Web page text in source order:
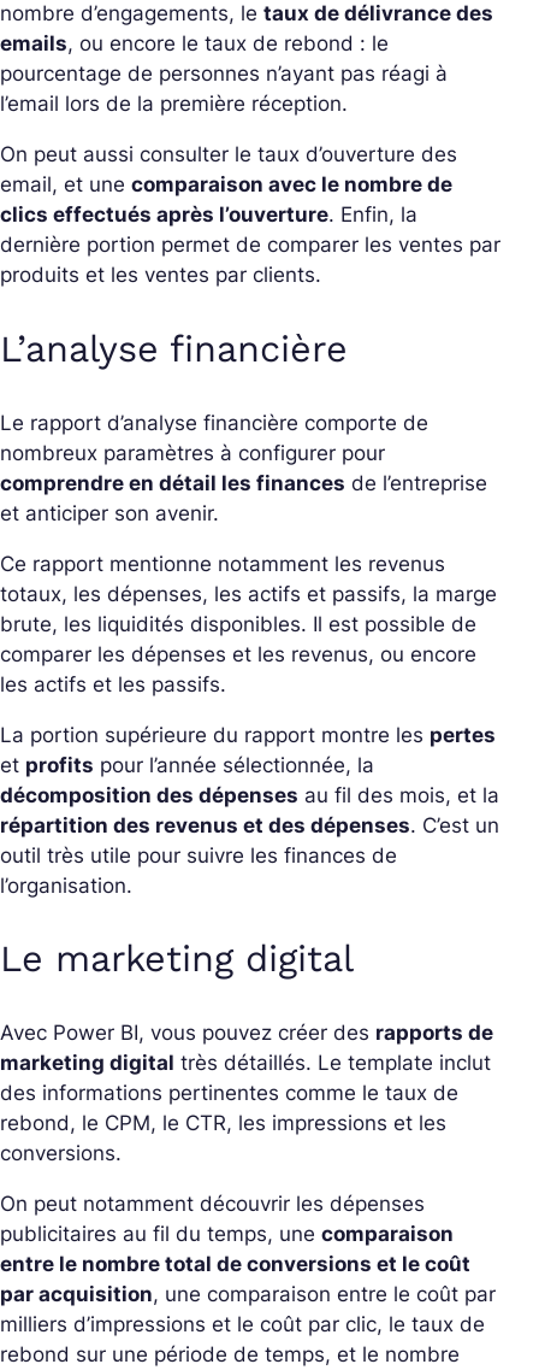
nombre d’engagements, le taux de délivrance des
emails, ou encore le taux de rebond : le
pourcentage de personnes n’ayant pas réagi à
l’email lors de la première réception.
On peut aussi consulter le taux d’ouverture des
email, et une comparaison avec le nombre de
clics effectués après l’ouverture. Enfin, la
dernière portion permet de comparer les ventes par
produits et les ventes par clients.
L’analyse financière
Le rapport d’analyse financière comporte de
nombreux paramètres à configurer pour
comprendre en détail les finances de l’entreprise
et anticiper son avenir.
Ce rapport mentionne notamment les revenus
totaux, les dépenses, les actifs et passifs, la marge
brute, les liquidités disponibles. Il est possible de
comparer les dépenses et les revenus, ou encore
les actifs et les passifs.
La portion supérieure du rapport montre les pertes
et profits pour l’année sélectionnée, la
décomposition des dépenses au fil des mois, et la
répartition des revenus et des dépenses. C’est un
outil très utile pour suivre les finances de
l’organisation.
Le marketing digital
Avec Power BI, vous pouvez créer des rapports de
marketing digital très détaillés. Le template inclut
des informations pertinentes comme le taux de
rebond, le CPM, le CTR, les impressions et les
conversions.
On peut notamment découvrir les dépenses
publicitaires au fil du temps, une comparaison
entre le nombre total de conversions et le coût
par acquisition, une comparaison entre le coût par
milliers d’impressions et le coût par clic, le taux de
rebond sur une période de temps, et le nombre